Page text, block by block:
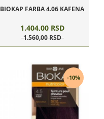
BIOKAP FARBA 4.06 KAFENA
1.404,00 RSD
1.560,00RSD
-10%